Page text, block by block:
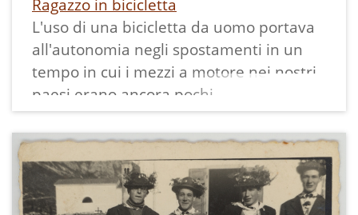
bordo bianco.
Ragazzo in bicicletta
L'uso di una bicicletta da uomo portava
all'autonomia negli spostamenti in un
tempo in cui i mezzi a motore nei nostri
paesi erano ancora pochi.
Sull'angolo della casa si intravede la
targa toponomastica in cui era indicata
Villa Bassa. Il paese di Covelo è formato
da Villa Bassa e Villa Alta.
Non era ancora arrivato l'asfalto sulla